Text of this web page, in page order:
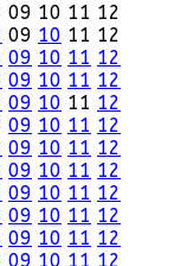
09 10 11 12
09 10 11 12
09 10 11 12
09 10 11 12
09 10 11 12
09 10 11 12
09 10 11 12
09 10 11 12
09 10 11 12
09 10 11 12
09 10 11 12
09 10 11 12